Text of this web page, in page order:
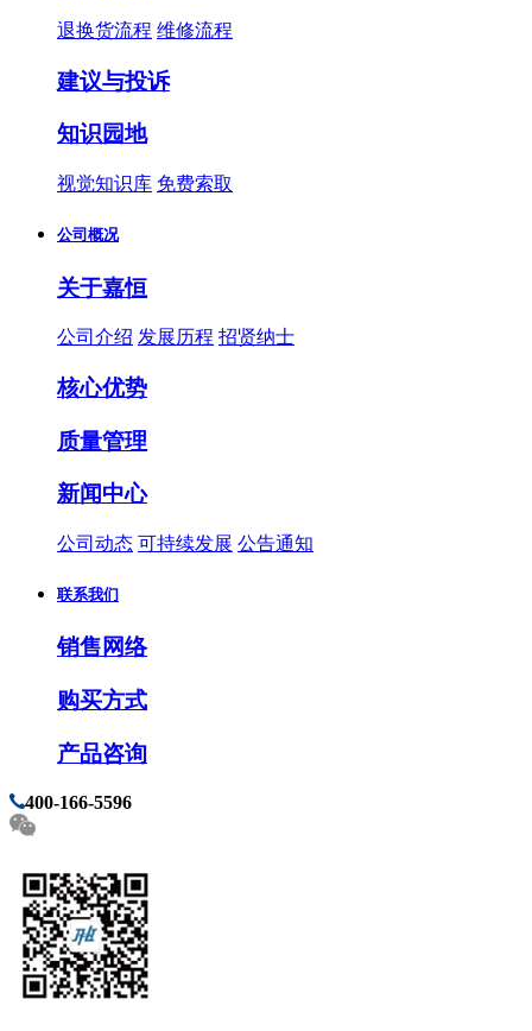
退换货流程 维修流程
建议与投诉
知识园地
视觉知识库 免费索取
公司概况
关于嘉恒
公司介绍 发展历程 招贤纳士
核心优势
质量管理
新闻中心
公司动态 可持续发展 公告通知
联系我们
销售网络
购买方式
产品咨询
400-166-5596